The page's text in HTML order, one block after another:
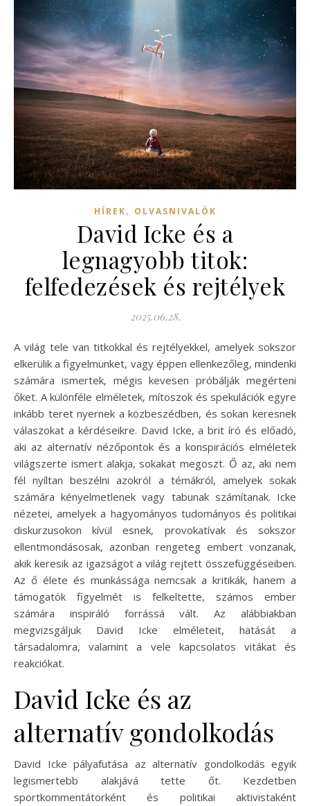
HÍREK, OLVASNIVALÓK
David Icke és a
legnagyobb titok:
felfedezések és rejtélyek
2025.06.28.
A világ tele van titkokkal és rejtélyekkel, amelyek sokszor
elkerülik a figyelmünket, vagy éppen ellenkezőleg, mindenki
számára ismertek, mégis kevesen próbálják megérteni
őket. A különféle elméletek, mítoszok és spekulációk egyre
inkább teret nyernek a közbeszédben, és sokan keresnek
válaszokat a kérdéseikre. David Icke, a brit író és előadó,
aki az alternatív nézőpontok és a konspirációs elméletek
világszerte ismert alakja, sokakat megoszt. Ő az, aki nem
fél nyíltan beszélni azokról a témákról, amelyek sokak
számára kényelmetlenek vagy tabunak számítanak. Icke
nézetei, amelyek a hagyományos tudományos és politikai
diskurzusokon kívül esnek, provokatívak és sokszor
ellentmondásosak, azonban rengeteg embert vonzanak,
akik keresik az igazságot a világ rejtett összefüggéseiben.
Az ő élete és munkássága nemcsak a kritikák, hanem a
támogatók figyelmét is felkeltette, számos ember
számára inspiráló forrássá vált. Az alábbiakban
megvizsgáljuk David Icke elméleteit, hatását a
társadalomra, valamint a vele kapcsolatos vitákat és
reakciókat.
David Icke és az
alternatív gondolkodás
David Icke pályafutása az alternatív gondolkodás egyik
legismertebb alakjává tette őt. Kezdetben
sportkommentátorként és politikai aktivistaként